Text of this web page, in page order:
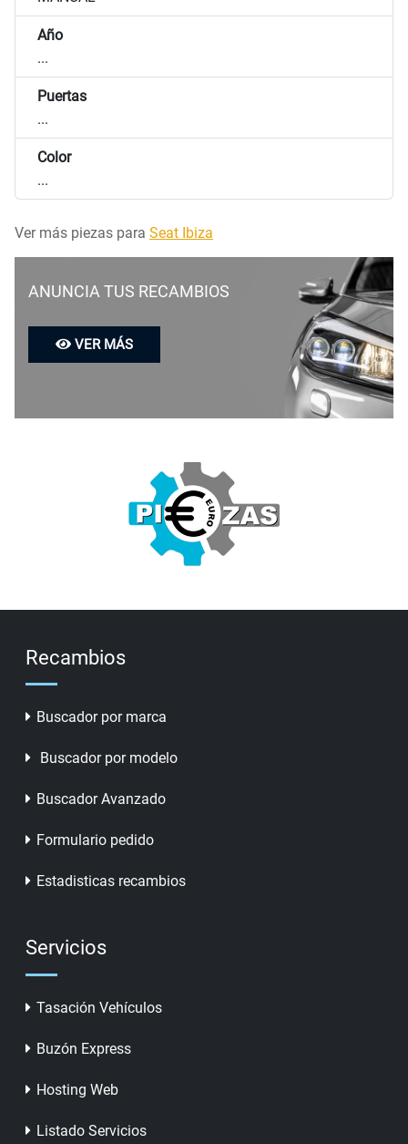
Año
...
Puertas
...
Color
...
Ver más piezas para Seat Ibiza
ANUNCIA TUS RECAMBIOS
VER MÁS
Recambios
Buscador por marca
Buscador por modelo
Buscador Avanzado
Formulario pedido
Estadisticas recambios
Servicios
Tasación Vehículos
Buzón Express
Hosting Web
Listado Servicios